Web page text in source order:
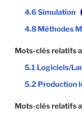
4.6 Simulation
4.8 Méthodes
Mots-clés relatifs
5.1 Logiciels/
5.2 Production
Mots-clés relatifs